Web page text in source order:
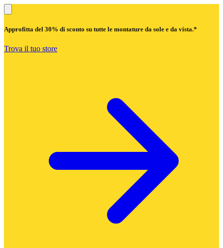
Approfitta del 30% di sconto su tutte le montature da sole e da vista.*
Trova il tuo store